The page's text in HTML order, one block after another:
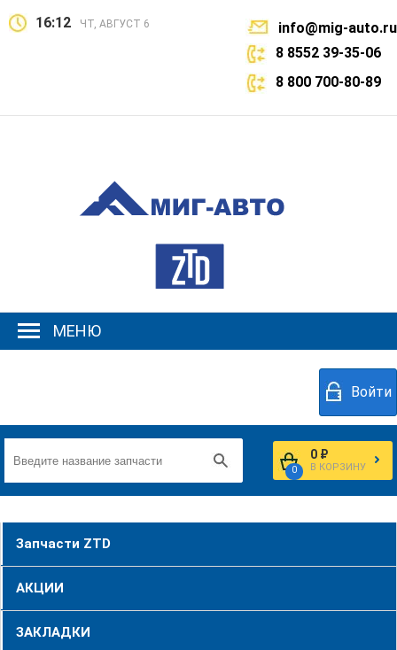
16:12 ЧТ, АВГУСТ 6
info@mig-auto.ru
8 8552 39-35-06
8 800 700-80-89
МЕНЮ
Войти
0
0 ₽
В КОРЗИНУ
Запчасти ZTD
АКЦИИ
ЗАКЛАДКИ